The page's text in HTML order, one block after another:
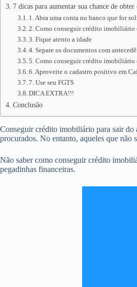
7 dicas para aumentar sua chance de
1. Abra uma conta no banco que for
2. Como conseguir crédito imobiliário
3. Fique atento a idade
4. Separe os documentos com
5. Como conseguir crédito imobiliário
6. Aproveite o cadastro positivo em
7. Use seu FGTS
DICA EXTRA!!!
Conclusão
Conseguir crédito imobiliário para sair do
procurados. No entanto, aqueles que não
Não saber como conseguir crédito
pegadinhas financeiras.